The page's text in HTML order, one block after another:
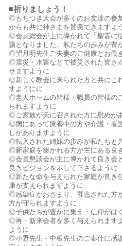
■祈りましょう！
◎もちつき大会が多くのお友達の参
からも共に神さまを賛美できますよ
◎会員総会が主に導かれて「聖霊に
議となりました、私たちの歩みが豊
◎望月明先生ご夫妻のご健康とお働
◎震災・水害などで被災された皆さ
せますように
◎新しく教会に来られた方と共にこ
すようにに
◎老人ホームの皆様・職員の皆様の
られますように
◎ご家族が天に召された方に慰めが
◎病にあって療養中の方や介護・看
しがありますように
◎転入された姉妹の歩みが私たちと
◎新家庭を築かれる方が主にある良
◎会員懇談会が主に導かれて良き会
良きビジョンを示して下さるように
◎新たな命を与えられた家庭が良き
康が支えられますように
◎感染症がおさまり、罹患された方
方が守られますように
◎子供たちが豊かに集え・信仰がは
◎再・新来会者を多く与えられます
ように
◎小野先生・中根先生のご奉仕に感